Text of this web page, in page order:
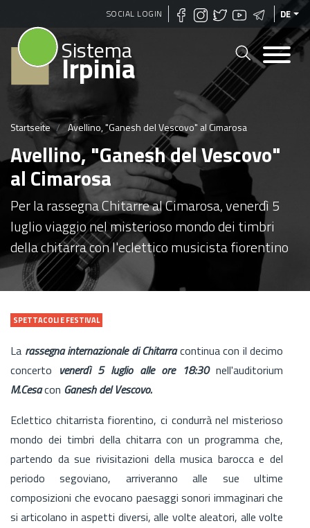
Direkt
zum
SOCIAL LOGIN DE
Sistema
Irpinia
Startseite Avellino, "Ganesh del Vescovo" al Cimarosa
Avellino, "Ganesh del Vescovo"
al Cimarosa
Per la rassegna Chitarre al Cimarosa, venerdì 5
luglio viaggio nel misterioso mondo dei timbri
della chitarra con l'eclettico musicista fiorentino
SPETTACOLI E FESTIVAL
La rassegna internazionale di Chitarracontinua con il decimo
concerto venerdì 5 luglio alle ore 18:30nell'auditorium
M.Cesacon Ganesh del Vescovo.
Eclettico chitarrista fiorentino, ci condurrà nel misterioso
mondo dei timbri della chitarra con un programma che,
partendo da sue rivisitazioni della musica barocca e del
periodo segoviano, arriveranno alle sue ultime
composizioni che evocano paesaggi sonori immaginari che
si articolano in aspetti diversi, alle volte aleatori, alle volte